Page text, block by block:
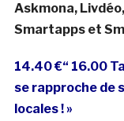
Askmona,
Smartapps et
14.40 €“ 16.00
se rapproche de
locales ! »